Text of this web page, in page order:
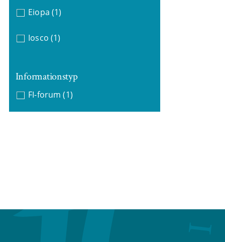
Eiopa (1)
Iosco (1)
Informationstyp
FI-forum (1)